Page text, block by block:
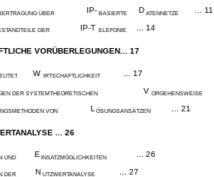
ÜBER IP- BASIERTE D ATENNETZE ... 11
DER IP-T ELEFONIE ... 14
VORÜBERLEGUNGEN... 17
W IRTSCHAFTLICHKEIT
... 17
DER SYSTEMTHEORETISCHEN V ORGEHENSWEISE
VON L ÖSUNGSANSÄTZEN ... 21
... 26
UND EINSATZMÖGLICHKEITEN ... 26
DER N UTZWERTANALYSE
... 27